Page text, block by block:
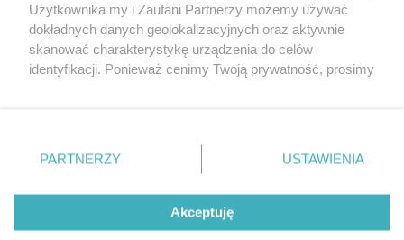
Partnerzy
Praca Szczecin
© 2026 wSzczecinie.pl
Created by GOD
Użytkownika my i Zaufani Partnerzy możemy używać
dokładnych danych geolokalizacyjnych oraz aktywnie
skanować charakterystykę urządzenia do celów
identyfikacji. Ponieważ cenimy Twoją prywatność, prosimy
prywatności znajdujący się w lewym dolnym rogu strony
. Niektóre rodzaje przetwarzania danych nie wymagają
takiemu przetwarzaniu. Preferencje będą miały
zastosowania tylko na tej witrynie.
PARTNERZY USTAWIENIA
Akceptuję